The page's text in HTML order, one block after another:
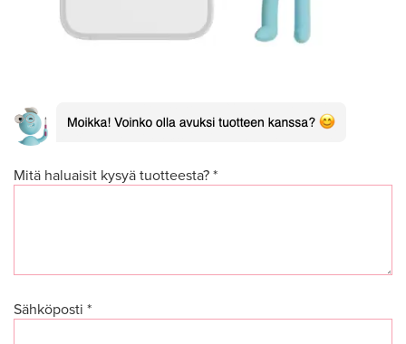
Mitä haluaisit kysyä tuotteesta? *
Sähköposti *